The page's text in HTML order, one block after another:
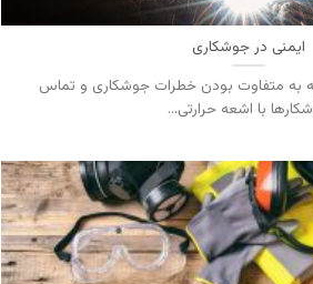
ایمنی در جوشکاری
به متفاوت بودن خطرات جوشکاری و تماس
با اشعه حرارتی...